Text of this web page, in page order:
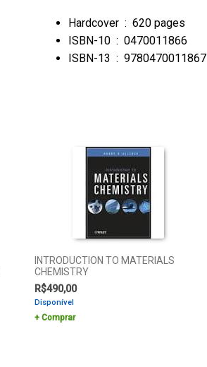
Hardcover ‏ : ‎ 620 pages
ISBN-10 ‏ : ‎ 0470011866
ISBN-13 ‏ : ‎ 9780470011867
INTRODUCTION TO MATERIALS
CHEMISTRY
R$490,00
Disponível
Comprar